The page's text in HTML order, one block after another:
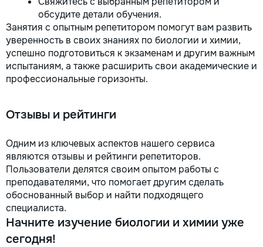
обсудите детали обучения.
Занятия с опытным репетитором помогут вам развить
уверенность в своих знаниях по биологии и химии,
успешно подготовиться к экзаменам и другим важным
испытаниям, а также расширить свои академические и
профессиональные горизонты.
Отзывы и рейтинги
Одним из ключевых аспектов нашего сервиса
являются отзывы и рейтинги репетиторов.
Пользователи делятся своим опытом работы с
преподавателями, что помогает другим сделать
обоснованный выбор и найти подходящего
специалиста.
Начните изучение биологии и химии уже
сегодня!